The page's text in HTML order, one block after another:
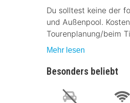
Du solltest keine der
und Außenpool.
Tourenplanung/beim
Mehr lesen
Besonders beliebt